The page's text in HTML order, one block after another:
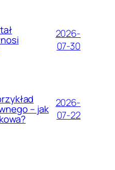
2026-
07-30
– jak 2026-
07-22